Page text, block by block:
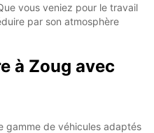
vous veniez pour le travail
par son atmosphère
à Zoug avec
gamme de véhicules adaptés